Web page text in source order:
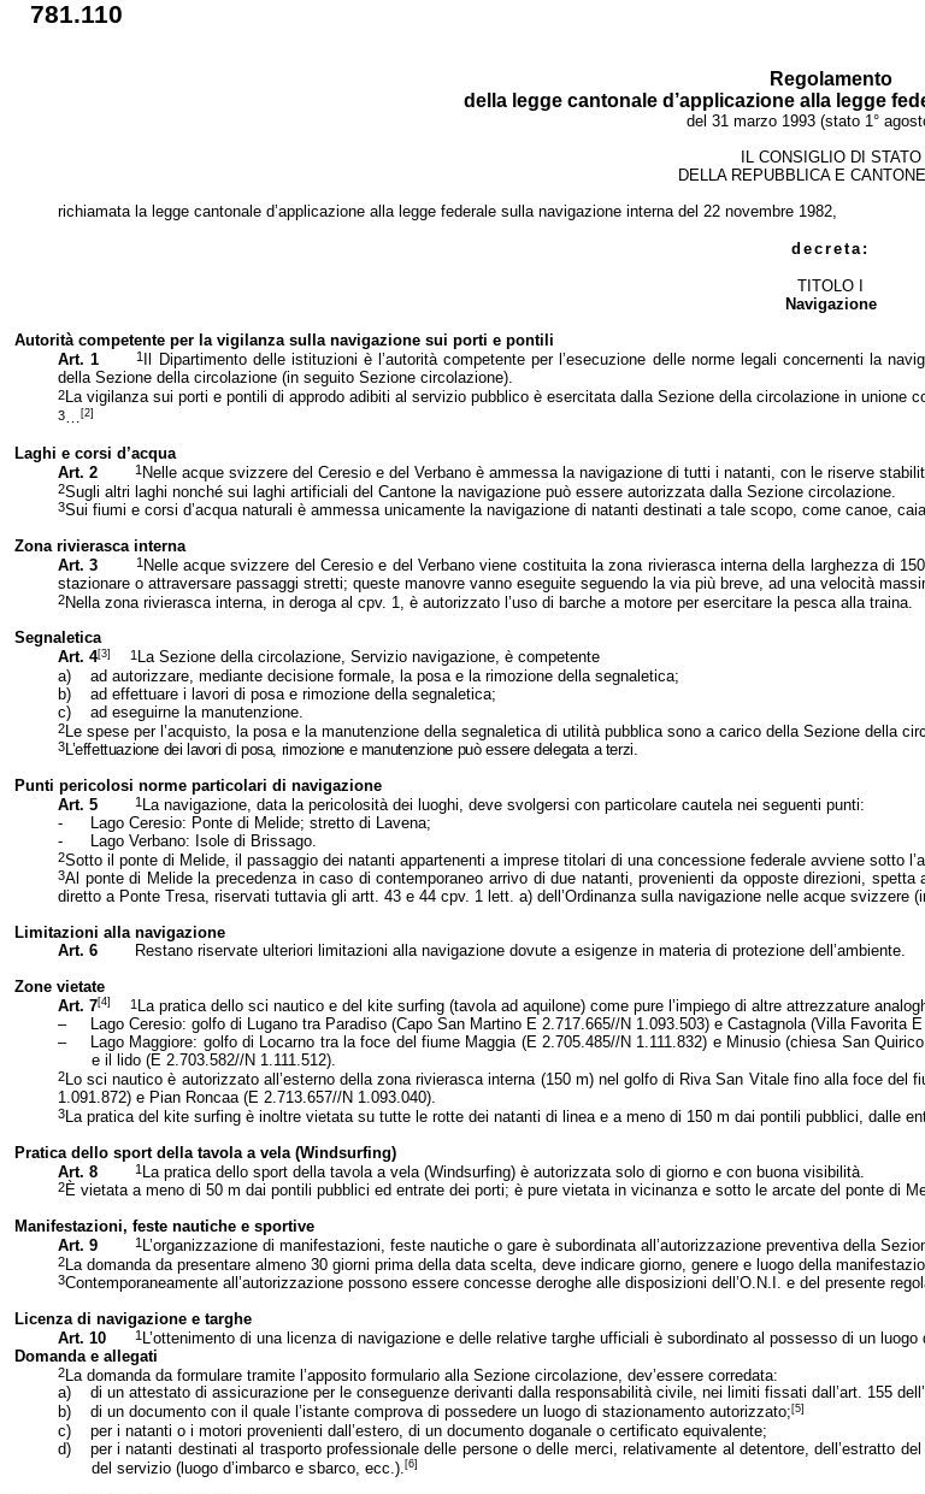
781.110
Regolamento
della legge cantonale d’applicazione alla legge
del 31 marzo 1993 (stato 1°
IL CONSIGLIO DI STATO
DELLA REPUBBLICA E
richiamata la legge cantonale d’applicazione alla legge federale sulla navigazione interna del 22 novembre 1982,
decreta:
TITOLO I
Navigazione
Autorità competente per la vigilanza sulla navigazione sui porti e pontili
Art. 1
1
Il Dipartimento delle istituzioni è l’autorità competente per l’esecuzione delle norme legali concernenti la
della Sezione della circolazione (in seguito Sezione circolazione).
2La vigilanza sui porti e pontili di approdo adibiti al servizio pubblico è esercitata dalla Sezione della circolazione in unione
3 [2]
Laghi e corsi d’acqua
Art. 2
1 Nelle acque svizzere del Ceresio e del Verbano è ammessa la navigazione di tutti i natanti, con le riserve
2Sugli altri laghi nonché sui laghi artificiali del Cantone la navigazione può essere autorizzata dalla Sezione circolazione.
3Sui fiumi e corsi d’acqua naturali è ammessa unicamente la navigazione di natanti destinati a tale scopo, come canoe,
Zona rivierasca interna
Art. 3
1Nelle acque svizzere del Ceresio e del Verbano viene costituita la zona rivierasca interna della larghezza di
stazionare o attraversare passaggi stretti; queste manovre vanno eseguite seguendo la via più breve, ad una velocità
2Nella zona rivierasca interna, in deroga al cpv. 1, è autorizzato l’uso di barche a motore per esercitare la pesca alla traina.
Segnaletica
Art. 4[3] 1 La Sezione della circolazione, Servizio navigazione, è competente
a)
ad autorizzare, mediante decisione formale, la posa e la rimozione della segnaletica;
b)
ad effettuare i lavori di posa e rimozione della segnaletica;
c)
ad eseguirne la manutenzione.
2Le spese per l’acquisto, la posa e la manutenzione della segnaletica di utilità pubblica sono a carico della Sezione della
3 L’effettuazione dei lavori di posa, rimozione e manutenzione può essere delegata a terzi.
Punti pericolosi norme particolari di navigazione
Art. 5
1 La navigazione, data la pericolosità dei luoghi, deve svolgersi con particolare cautela nei seguenti punti:
-
Lago Ceresio: Ponte di Melide; stretto di Lavena;
-
Lago Verbano: Isole di Brissago.
2Sotto il ponte di Melide, il passaggio dei natanti appartenenti a imprese titolari di una concessione federale avviene sotto
3Al ponte di Melide la precedenza in caso di contemporaneo arrivo di due natanti, provenienti da opposte direzioni,
diretto a Ponte Tresa, riservati tuttavia gli artt. 43 e 44 cpv. 1 lett. a) dell’Ordinanza sulla navigazione nelle acque svizzere
Limitazioni alla navigazione
Art. 6
Restano riservate ulteriori limitazioni alla navigazione dovute a esigenze in materia di protezione dell’ambiente.
Zone vietate
Art. 7[4] 1 La pratica dello sci nautico e del kite surfing (tavola ad aquilone) come pure l’impiego di altre attrezzature
–
Lago Ceresio: golfo di Lugano tra Paradiso (Capo San Martino E 2.717.665//N 1.093.503) e Castagnola (Villa Favorita
–
Lago Maggiore: golfo di Locarno tra la foce del fiume Maggia (E 2.705.485//N 1.111.832) e Minusio (chiesa San
e il lido (E 2.703.582//N 1.111.512).
2Lo sci nautico è autorizzato all’esterno della zona rivierasca interna (150 m) nel golfo di Riva San Vitale fino alla foce
1.091.872) e Pian Roncaa (E 2.713.657//N 1.093.040).
3La pratica del kite surfing è inoltre vietata su tutte le rotte dei natanti di linea e a meno di 150 m dai pontili pubblici, dalle
Pratica dello sport della tavola a vela (Windsurfing)
Art. 8
1 La pratica dello sport della tavola a vela (Windsurfing) è autorizzata solo di giorno e con buona visibilità.
2È vietata a meno di 50 m dai pontili pubblici ed entrate dei porti; è pure vietata in vicinanza e sotto le arcate del ponte di
Manifestazioni, feste nautiche e sportive
Art. 9
1 L’organizzazione di manifestazioni, feste nautiche o gare è subordinata all’autorizzazione preventiva della
2La domanda da presentare almeno 30 giorni prima della data scelta, deve indicare giorno, genere e luogo della
3Contemporaneamente all’autorizzazione possono essere concesse deroghe alle disposizioni dell’O.N.I. e del presente
Licenza di navigazione e targhe
Art. 10
1L’ottenimento di una licenza di navigazione e delle relative targhe ufficiali è subordinato al possesso di un luogo
Domanda e allegati
2La domanda da formulare tramite l’apposito formulario alla Sezione circolazione, dev’essere corredata:
a)
di un attestato di assicurazione per le conseguenze derivanti dalla responsabilità civile, nei limiti fissati dall’art. 155
b)
di un documento con il quale l’istante comprova di possedere un luogo di stazionamento autorizzato;[5]
c)
per i natanti o i motori provenienti dall’estero, di un documento doganale o certificato equivalente;
d)
per i natanti destinati al trasporto professionale delle persone o delle merci, relativamente al detentore, dell’estratto
del servizio (luogo d’imbarco e sbarco, ecc.). [6]